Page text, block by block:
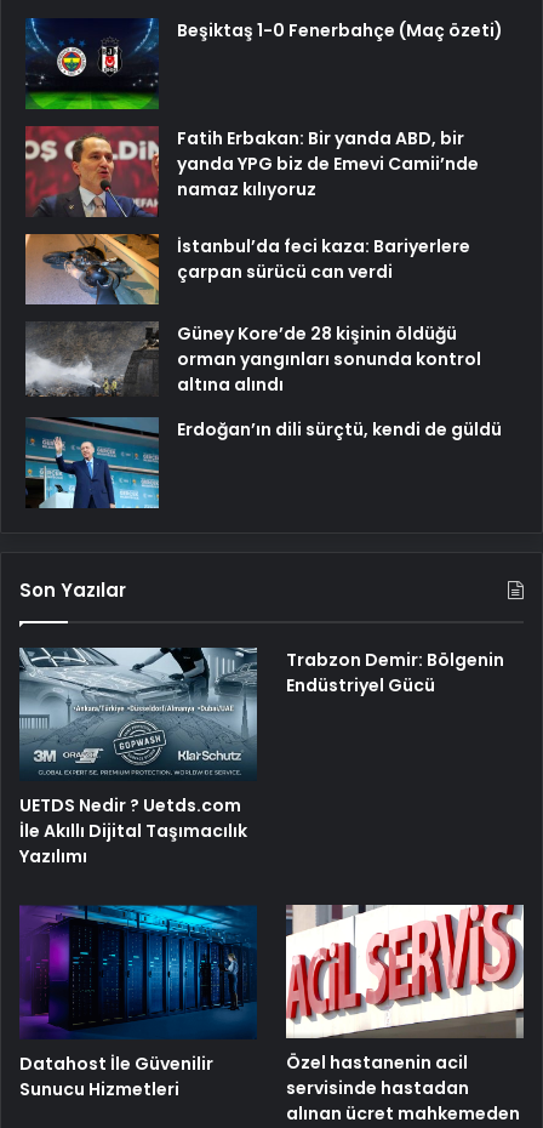
Beşiktaş 1-0 Fenerbahçe (Maç özeti)
Fatih Erbakan: Bir yanda ABD, bir
yanda YPG biz de Emevi Camii’nde
namaz kılıyoruz
İstanbul’da feci kaza: Bariyerlere
çarpan sürücü can verdi
Güney Kore’de 28 kişinin öldüğü
orman yangınları sonunda kontrol
altına alındı
Erdoğan’ın dili sürçtü, kendi de güldü
Son Yazılar
UETDS Nedir ? Uetds.com
İle Akıllı Dijital Taşımacılık
Yazılımı
Trabzon Demir: Bölgenin
Endüstriyel Gücü
Datahost İle Güvenilir
Sunucu Hizmetleri
Özel hastanenin acil
servisinde hastadan
alınan ücret mahkemeden